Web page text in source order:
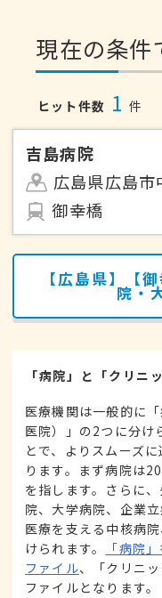
現在の条件
ヒット件数 1 件
吉島病院
広島県広島
御幸橋
【広島県】【
院・
「病院」と「クリニ
医療機関は一般的に
医院）」の2つに分け
とで、よりスムーズ
ります。まず病院は
を指します。さらに
院、大学病院、企業
医療を支える中核病
けられます。
「病院
ファイル、「クリニ
ファイルとなります。